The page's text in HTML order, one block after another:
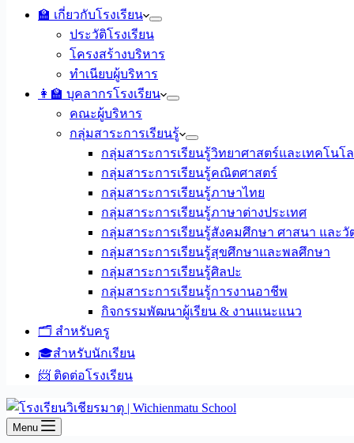
🏫 เกี่ยวกับโรงเรียน
ประวัติโรงเรียน
โครงสร้างบริหาร
ทำเนียบผู้บริหาร
👩‍🏫 บุคลากรโรงเรียน
คณะผู้บริหาร
กลุ่มสาระการเรียนรู้
กลุ่มสาระการเรียนรู้วิทยาศาสตร์และเทคโนโ
กลุ่มสาระการเรียนรู้คณิตศาสตร์
กลุ่มสาระการเรียนรู้ภาษาไทย
กลุ่มสาระการเรียนรู้ภาษาต่างประเทศ
กลุ่มสาระการเรียนรู้สังคมศึกษา ศาสนา และ
กลุ่มสาระการเรียนรู้สุขศึกษาและพลศึกษา
กลุ่มสาระการเรียนรู้ศิลปะ
กลุ่มสาระการเรียนรู้การงานอาชีพ
กิจกรรมพัฒนาผู้เรียน & งานแนะแนว
🗂️ สำหรับครู
🎓สำหรับนักเรียน
📨 ติดต่อโรงเรียน
Menu